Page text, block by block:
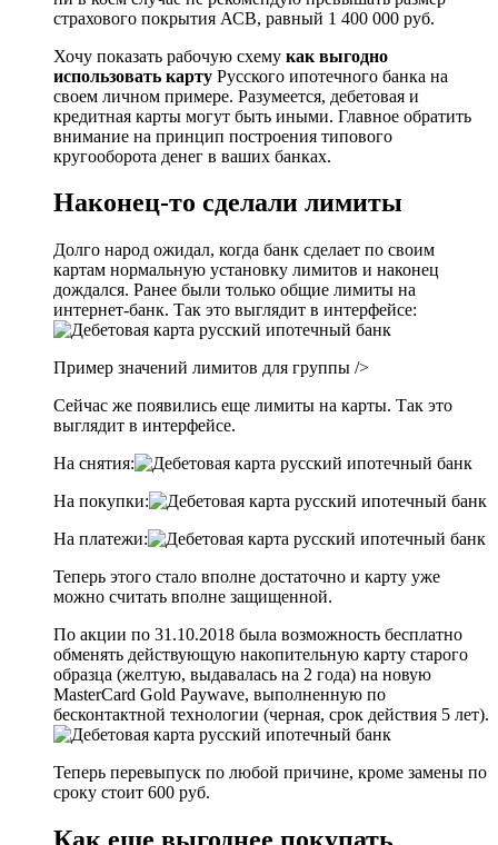
страхового покрытия АСВ, равный 1 400 000 руб.
Хочу показать рабочую схему как выгодно
использовать карту Русского ипотечного банка на
своем личном примере. Разумеется, дебетовая и
кредитная карты могут быть иными. Главное обратить
внимание на принцип построения типового
кругооборота денег в ваших банках.
Наконец-то сделали лимиты
Долго народ ожидал, когда банк сделает по своим
картам нормальную установку лимитов и наконец
дождался. Ранее были только общие лимиты на
интернет-банк. Так это выглядит в интерфейсе:
Пример значений лимитов для группы />
Сейчас же появились еще лимиты на карты. Так это
выглядит в интерфейсе.
На снятия:
На покупки:
На платежи:
Теперь этого стало вполне достаточно и карту уже
можно считать вполне защищенной.
По акции по 31.10.2018 была возможность бесплатно
обменять действующую накопительную карту старого
образца (желтую, выдавалась на 2 года) на новую
MasterCard Gold Paywave, выполненную по
бесконтактной технологии (черная, срок действия 5 лет).
Теперь перевыпуск по любой причине, кроме замены по
сроку стоит 600 руб.